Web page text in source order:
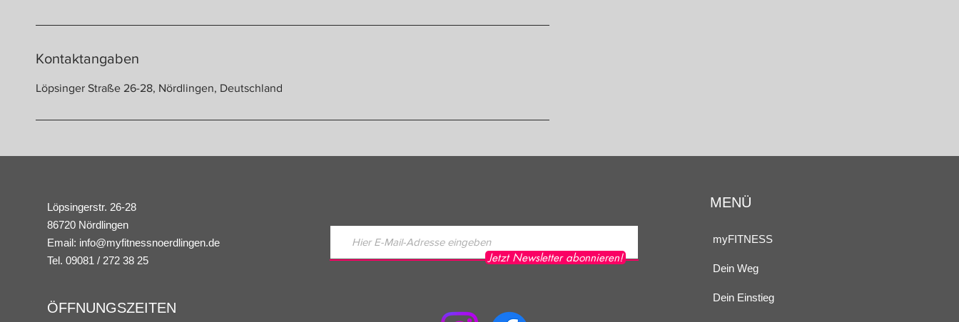
Kontaktangaben
Löpsinger Straße 26-28, Nördlingen, Deutschland
Löpsingerstr. 26-28
86720 Nördlingen
Email: info@myfitnessnoerdlingen.de
Tel. 09081 / 272 38 25
ÖFFNUNGSZEITEN
Jetzt Newsletter abonnieren!
MENÜ
myFITNESS
Dein Weg
Dein Einstieg